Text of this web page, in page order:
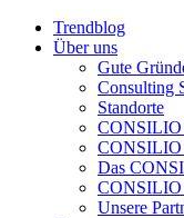
Trendblog
Über uns
Gute
Consulting
Standorte
CONSILIO
CONSILIO
Das
CONSILIO
Unsere